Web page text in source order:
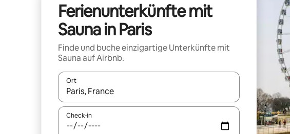
Ferienunterkünfte mit
Sauna in Paris
Finde und buche einzigartige Unterkünfte mit
Sauna auf Airbnb.
Ort
Wenn Ergebnisse verfügbar sind, navigiere mit den Pfeiltasten
Check-in